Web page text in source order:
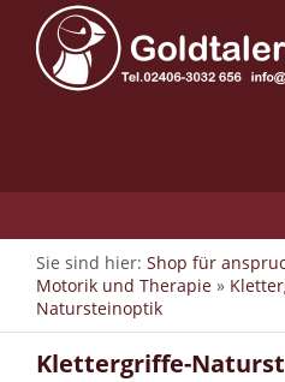
Sie sind hier: Shop für
Motorik und Therapie »
Natursteinoptik
Klettergriffe-